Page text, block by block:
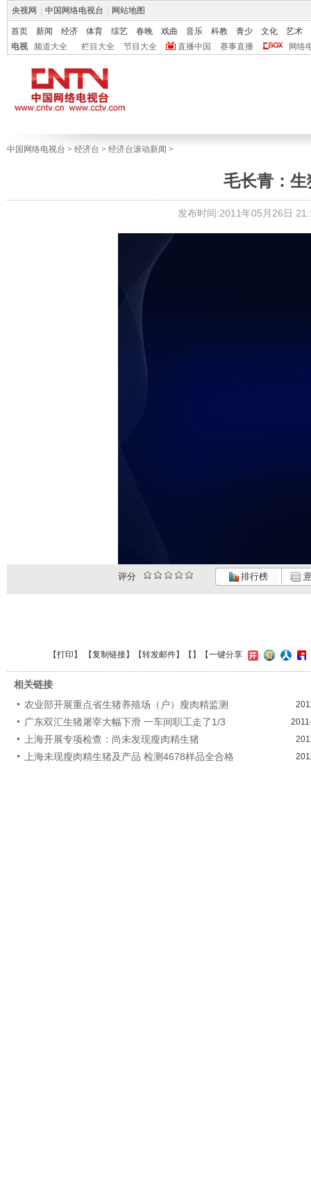
央视网 中国网络电视台 网站地图
首页 新闻 经济 体育 综艺 春晚 戏曲 音乐 科教 青少 文化
艺术
电视
频道大全 栏目大全 节目大全 直播中国 赛事直播 网络
中国网络电视台 > 经济台 > 经济台滚动新闻 >
毛长青：
发布时间:2011年05月26日
评分 排行榜
【打印 】 【复制链接】【转发邮件】【 】 【一键分享
相关链接
农业部开展重点省生猪养殖场（户）瘦肉精监测
广东双汇生猪屠宰大幅下滑 一车间职工走了1/3
上海开展专项检查：尚未发现瘦肉精生猪
上海未现瘦肉精生猪及产品 检测4678样品全合格